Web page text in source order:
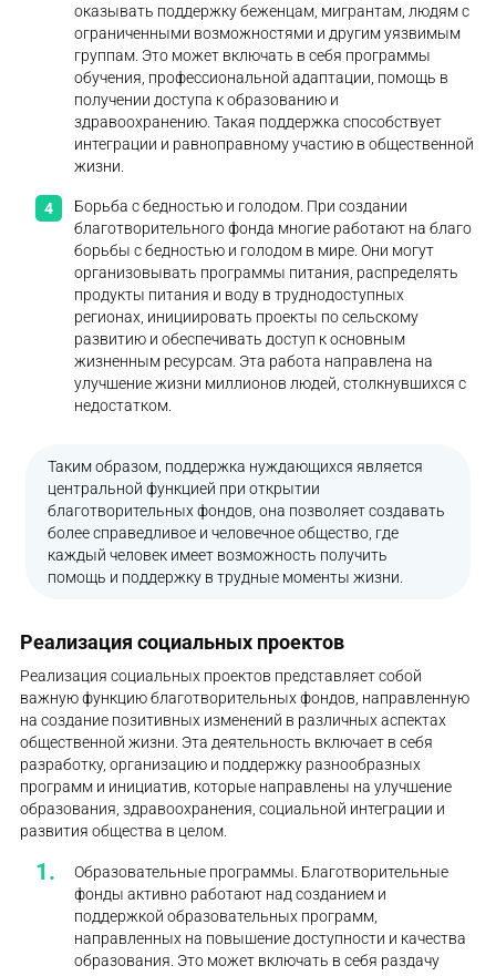
оказывать поддержку беженцам, мигрантам, людям с
ограниченными возможностями и другим уязвимым
группам. Это может включать в себя программы
обучения, профессиональной адаптации, помощь в
получении доступа к образованию и
здравоохранению. Такая поддержка способствует
интеграции и равноправному участию в общественной
жизни.
Борьба с бедностью и голодом. При создании
благотворительного фонда многие работают на благо
борьбы с бедностью и голодом в мире. Они могут
организовывать программы питания, распределять
продукты питания и воду в труднодоступных
регионах, инициировать проекты по сельскому
развитию и обеспечивать доступ к основным
жизненным ресурсам. Эта работа направлена на
улучшение жизни миллионов людей, столкнувшихся с
недостатком.
Таким образом, поддержка нуждающихся является
центральной функцией при открытии
благотворительных фондов, она позволяет создавать
более справедливое и человечное общество, где
каждый человек имеет возможность получить
помощь и поддержку в трудные моменты жизни.
Реализация социальных проектов
Реализация социальных проектов представляет собой
важную функцию благотворительных фондов, направленную
на создание позитивных изменений в различных аспектах
общественной жизни. Эта деятельность включает в себя
разработку, организацию и поддержку разнообразных
программ и инициатив, которые направлены на улучшение
образования, здравоохранения, социальной интеграции и
развития общества в целом.
Образовательные программы. Благотворительные
фонды активно работают над созданием и
поддержкой образовательных программ,
направленных на повышение доступности и качества
образования. Это может включать в себя раздачу